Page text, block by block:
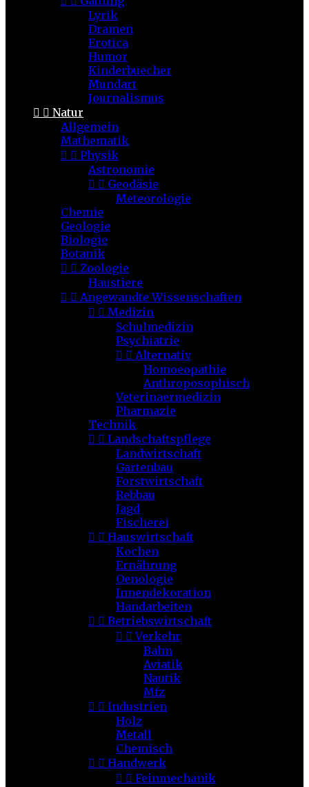
Lyrik
Dramen
Erotica
Humor
Kinderbuecher
Mundart
Journalismus
  Natur
Allgemein
Mathematik
  Physik
Astronomie
  Geodäsie
Meteorologie
Chemie
Geologie
Biologie
Botanik
  Zoologie
Haustiere
  Angewandte Wissenschaften
  Medizin
Schulmedizin
Psychiatrie
  Alternativ
Homoeopathie
Anthroposophisch
Veterinaermedizin
Pharmazie
Technik
  Landschaftspflege
Landwirtschaft
Gartenbau
Forstwirtschaft
Rebbau
Jagd
Fischerei
  Hauswirtschaft
Kochen
Ernährung
Oenologie
Innendekoration
Handarbeiten
  Betriebswirtschaft
  Verkehr
Bahn
Aviatik
Nautik
Mfz
  Industrien
Holz
Metall
Chemisch
  Handwerk
  Feinmechanik